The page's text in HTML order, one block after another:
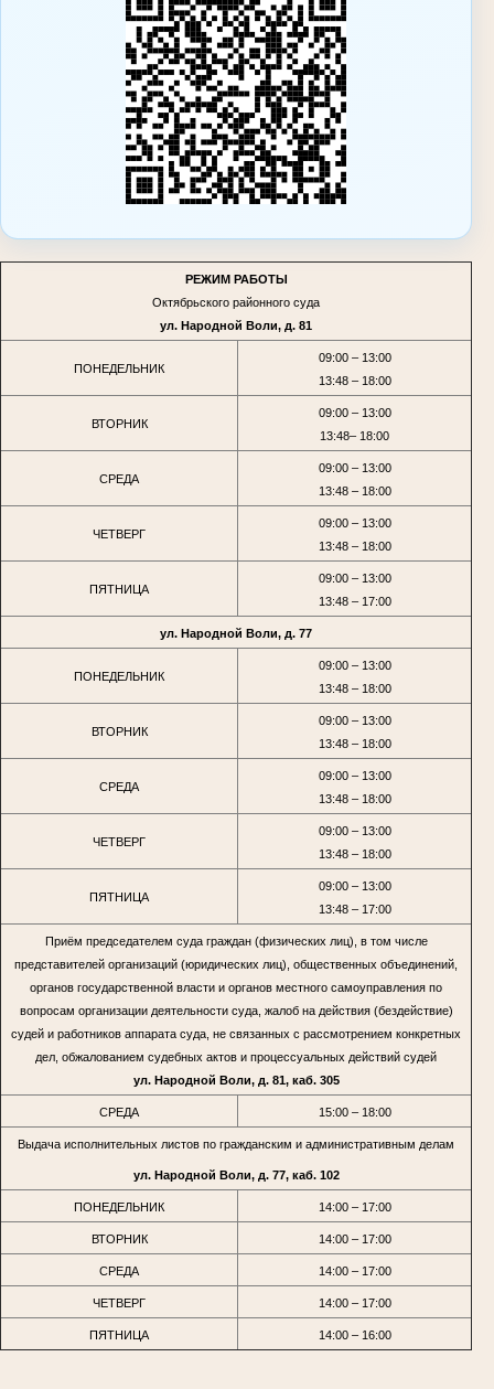
РЕЖИМ РАБОТЫ
Октябрьского районного суда
ул. Народной Воли, д. 81
ПОНЕДЕЛЬНИК
09:00 – 13:00
13:48 – 18:00
ВТОРНИК
09:00 – 13:00
13:48– 18:00
СРЕДА
09:00 – 13:00
13:48 – 18:00
ЧЕТВЕРГ
09:00 – 13:00
13:48 – 18:00
ПЯТНИЦА
09:00 – 13:00
13:48 – 17:00
ул. Народной Воли, д. 77
ПОНЕДЕЛЬНИК
09:00 – 13:00
13:48 – 18:00
ВТОРНИК
09:00 – 13:00
13:48 – 18:00
СРЕДА
09:00 – 13:00
13:48 – 18:00
ЧЕТВЕРГ
09:00 – 13:00
13:48 – 18:00
ПЯТНИЦА
09:00 – 13:00
13:48 – 17:00
Приём председателем суда граждан (физических лиц), в том числе
представителей организаций (юридических лиц), общественных объединений,
органов государственной власти и органов местного самоуправления по
вопросам организации деятельности суда, жалоб на действия (бездействие)
судей и работников аппарата суда, не связанных с рассмотрением конкретных
дел, обжалованием судебных актов и процессуальных действий судей
ул. Народной Воли, д. 81, каб. 305
СРЕДА 15:00 – 18:00
Выдача исполнительных листов по гражданским и административным делам
ул. Народной Воли, д. 77, каб. 102
ПОНЕДЕЛЬНИК 14:00 – 17:00
ВТОРНИК 14:00 – 17:00
СРЕДА 14:00 – 17:00
ЧЕТВЕРГ 14:00 – 17:00
ПЯТНИЦА 14:00 – 16:00